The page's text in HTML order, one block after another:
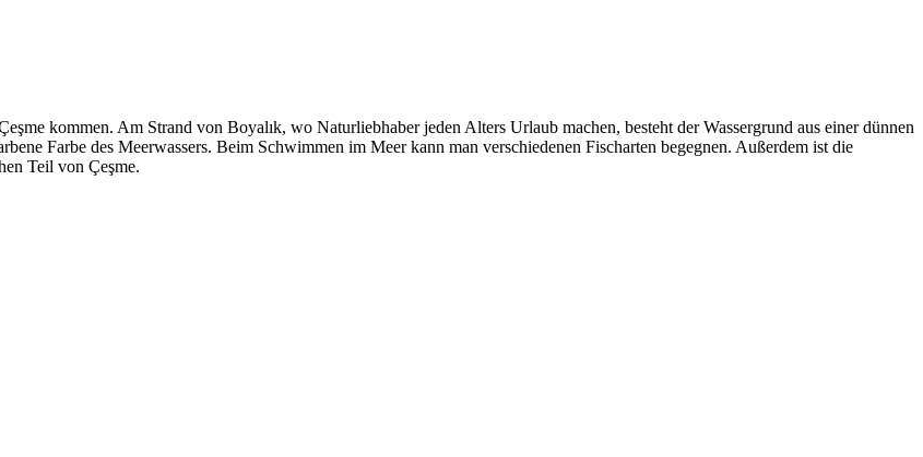
kommen. Am Strand von Boyalık, wo Naturliebhaber jeden Alters Urlaub machen, besteht der Wassergrund aus einer dünnen
Farbe des Meerwassers. Beim Schwimmen im Meer kann man verschiedenen Fischarten begegnen. Außerdem ist die
Teil von Çeşme.